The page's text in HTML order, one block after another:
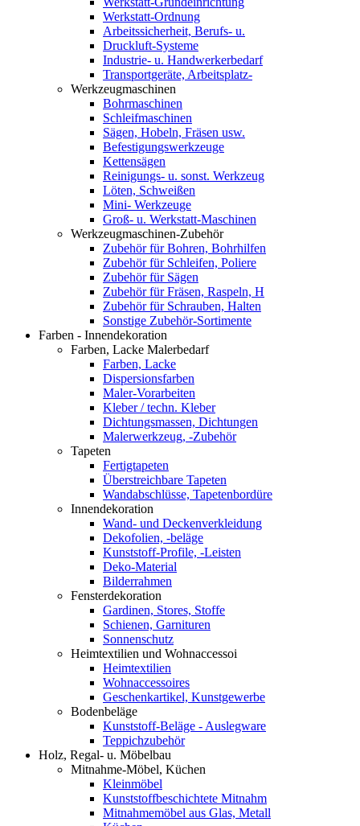
Werkstatt-Ordnung
Arbeitssicherheit, Berufs- u.
Druckluft-Systeme
Industrie- u. Handwerkerbedarf
Transportgeräte, Arbeitsplatz-
Werkzeugmaschinen
Bohrmaschinen
Schleifmaschinen
Sägen, Hobeln, Fräsen usw.
Befestigungswerkzeuge
Kettensägen
Reinigungs- u. sonst. Werkzeug
Löten, Schweißen
Mini- Werkzeuge
Groß- u. Werkstatt-Maschinen
Werkzeugmaschinen-Zubehör
Zubehör für Bohren, Bohrhilfen
Zubehör für Schleifen, Poliere
Zubehör für Sägen
Zubehör für Fräsen, Raspeln, H
Zubehör für Schrauben, Halten
Sonstige Zubehör-Sortimente
Farben - Innendekoration
Farben, Lacke Malerbedarf
Farben, Lacke
Dispersionsfarben
Maler-Vorarbeiten
Kleber / techn. Kleber
Dichtungsmassen, Dichtungen
Malerwerkzeug, -Zubehör
Tapeten
Fertigtapeten
Überstreichbare Tapeten
Wandabschlüsse, Tapetenbordüre
Innendekoration
Wand- und Deckenverkleidung
Dekofolien, -beläge
Kunststoff-Profile, -Leisten
Deko-Material
Bilderrahmen
Fensterdekoration
Gardinen, Stores, Stoffe
Schienen, Garnituren
Sonnenschutz
Heimtextilien und Wohnaccessoi
Heimtextilien
Wohnaccessoires
Geschenkartikel, Kunstgewerbe
Bodenbeläge
Kunststoff-Beläge - Auslegware
Teppichzubehör
Holz, Regal- u. Möbelbau
Mitnahme-Möbel, Küchen
Kleinmöbel
Kunststoffbeschichtete Mitnahm
Mitnahmemöbel aus Glas, Metall